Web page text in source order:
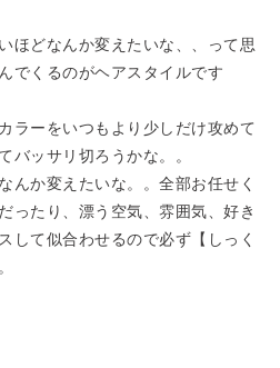
ほどなんか変えたいな、、って思
でくるのがヘアスタイルです
ラーをいつもより少しだけ攻めて
バッサリ切ろうかな。。
んか変えたいな。。全部お任せく
ったり、漂う空気、雰囲気、好き
して似合わせるので必ず【しっく